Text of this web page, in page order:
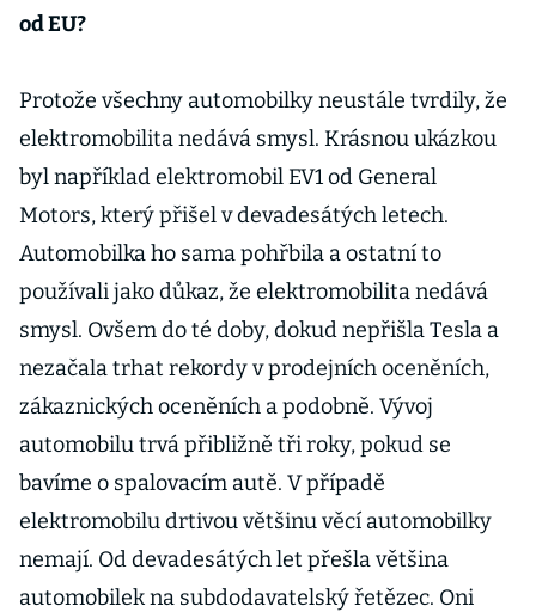
od EU?
Protože všechny automobilky neustále tvrdily, že
elektromobilita nedává smysl. Krásnou ukázkou
byl například elektromobil EV1 od General
Motors, který přišel v devadesátých letech.
Automobilka ho sama pohřbila a ostatní to
používali jako důkaz, že elektromobilita nedává
smysl. Ovšem do té doby, dokud nepřišla Tesla a
nezačala trhat rekordy v prodejních oceněních,
zákaznických oceněních a podobně. Vývoj
automobilu trvá přibližně tři roky, pokud se
bavíme o spalovacím autě. V případě
elektromobilu drtivou většinu věcí automobilky
nemají. Od devadesátých let přešla většina
automobilek na subdodavatelský řetězec. Oni